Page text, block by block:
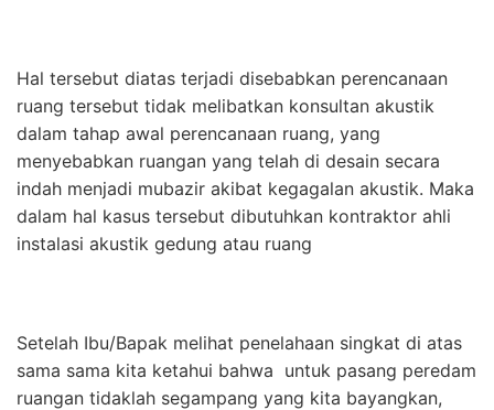
Hal tersebut diatas terjadi disebabkan perencanaan
ruang tersebut tidak melibatkan konsultan akustik
dalam tahap awal perencanaan ruang, yang
menyebabkan ruangan yang telah di desain secara
indah menjadi mubazir akibat kegagalan akustik. Maka
dalam hal kasus tersebut dibutuhkan kontraktor ahli
instalasi akustik gedung atau ruang
Setelah Ibu/Bapak melihat penelahaan singkat di atas
sama sama kita ketahui bahwa untuk pasang peredam
ruangan tidaklah segampang yang kita bayangkan,